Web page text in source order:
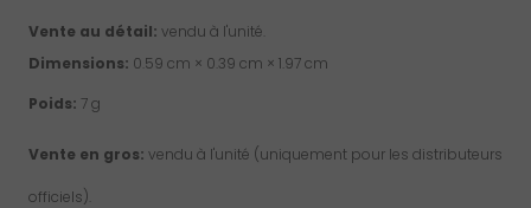
Vente au détail: vendu à l'unité.
Dimensions: 0.59 cm × 0.39 cm × 1.97 cm
Poids: 7 g
Vente en gros: vendu à l'unité (uniquement pour les distributeurs
officiels).